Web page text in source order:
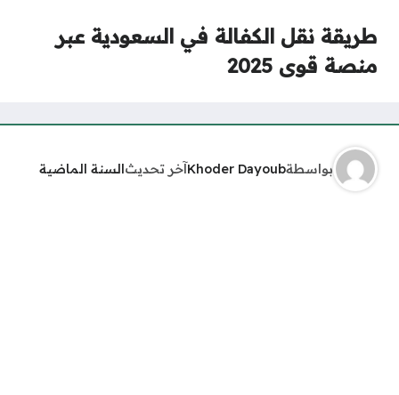
طريقة نقل الكفالة في السعودية عبر
منصة قوى 2025
بواسطةKhoder Dayoubآخر تحديثالسنة الماضية